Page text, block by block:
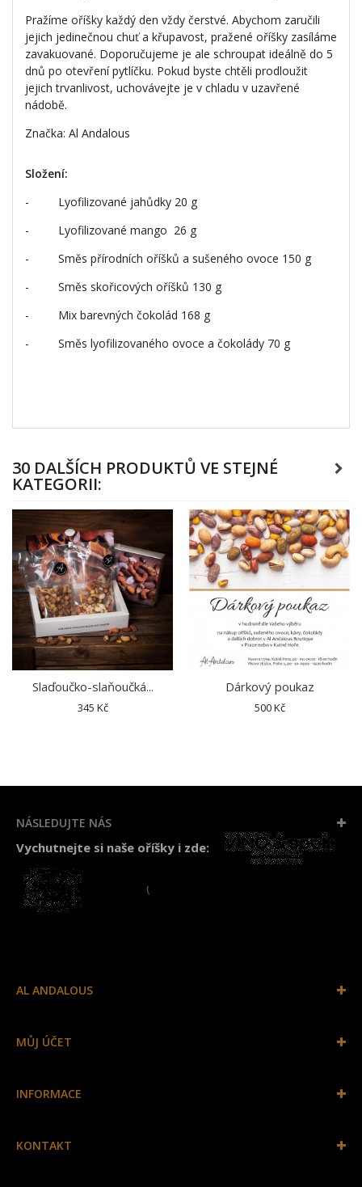
Pražíme oříšky každý den vždy čerstvé. Abychom zaručili
jejich jedinečnou chuť a křupavost, pražené oříšky zasíláme
zavakuované. Doporučujeme je ale schroupat ideálně do 5
dnů po otevření pytlíčku. Pokud byste chtěli prodloužit
jejich trvanlivost, uchovávejte je v chladu v uzavřené
nádobě.
Značka: Al Andalous
Složení:
- Lyofilizované jahůdky 20 g
- Lyofilizované mango 26 g
- Směs přírodních oříšků a sušeného ovoce 150 g
- Směs skořicových oříšků 130 g
- Mix barevných čokolád 168 g
- Směs lyofilizovaného ovoce a čokolády 70 g
30 DALŠÍCH PRODUKTŮ VE STEJNÉ
KATEGORII:
Slaďoučko-slaňoučká...
345 Kč
Dárkový poukaz
500 Kč
NÁSLEDUJTE NÁS
Vychutnejte si naše oříšky i zde:
AL ANDALOUS
MŮJ ÚČET
INFORMACE
KONTAKT